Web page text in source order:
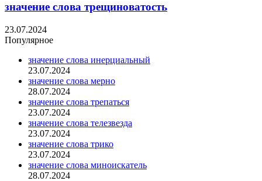
значение слова трещиноватость
23.07.2024
Популярное
значение слова инерциальный
23.07.2024
значение слова мерно
28.07.2024
значение слова трепаться
23.07.2024
значение слова телезвезда
23.07.2024
значение слова трико
23.07.2024
значение слова миноискатель
28.07.2024